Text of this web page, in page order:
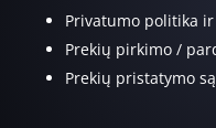
Privatumo politika
Prekių pirkimo /
Prekių pristatymo